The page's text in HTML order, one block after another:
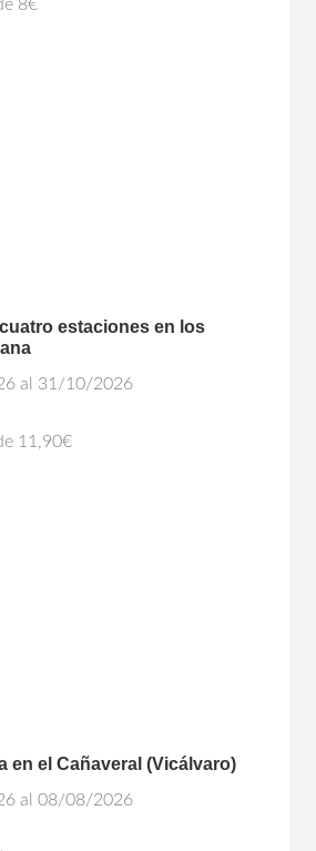
8€
estaciones en los
al 31/10/2026
11,90€
en el Cañaveral (Vicálvaro)
al 08/08/2026